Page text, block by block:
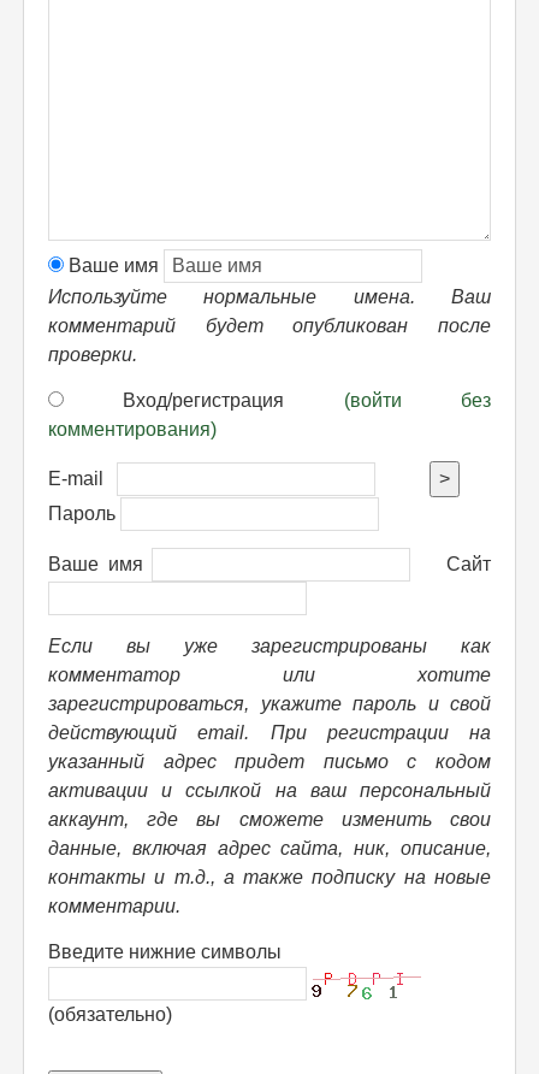
Ваше имя
Используйте нормальные имена. Ваш
комментарий будет опубликован после
проверки.
Вход/регистрация (войти без
комментирования)
E-mail
>
Пароль
Ваше имя Сайт
Если вы уже зарегистрированы как
комментатор или хотите
зарегистрироваться, укажите пароль и свой
действующий email. При регистрации на
указанный адрес придет письмо с кодом
активации и ссылкой на ваш персональный
аккаунт, где вы сможете изменить свои
данные, включая адрес сайта, ник, описание,
контакты и т.д., а также подписку на новые
комментарии.
Введите нижние символы
(обязательно)